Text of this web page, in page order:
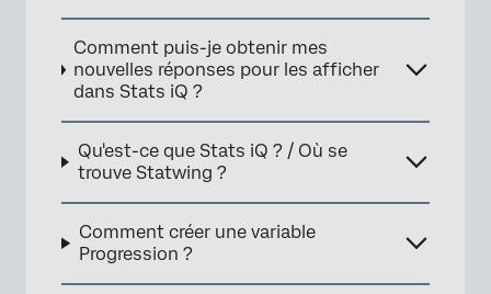
Comment puis-je obtenir mes
nouvelles réponses pour les afficher
dans Stats iQ ?
Qu'est-ce que Stats iQ ? / Où se
trouve Statwing ?
Comment créer une variable
Progression ?